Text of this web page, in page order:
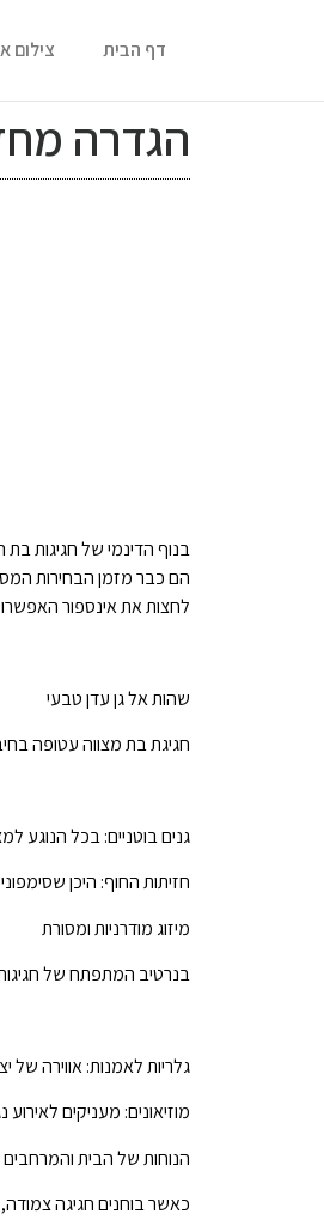
דף הבית צילום
הגדרה
בנוף הדינמי של חגיגות
הם כבר מזמן הבחירות
לחצות את אינספור
שהות אל גן עדן טבעי
חגיגת בת מצווה עטופה
גנים בוטניים: בכל הנוגע
חזיתות החוף: היכן
מיזוג מודרניות ומסורת
בנרטיב המתפתח של חגיגות
גלריות לאמנות: אווירה של
מוזיאונים: מעניקים
הנוחות של הבית והמרחבים
כאשר בוחנים חגיגה